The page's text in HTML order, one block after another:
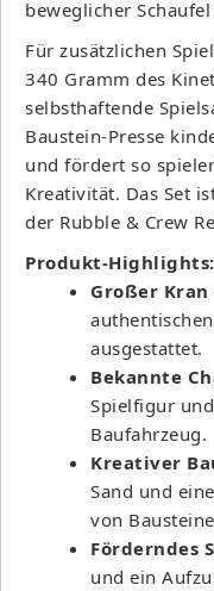
beweglicher
Für zusätzlichen
340 Gramm des
selbsthaftende
Baustein-Presse
und fördert so
Kreativität. Das Set
der Rubble & Crew
Produkt-Highlights:
Großer Kran
ausgestattet.
Bekannte
Spielfigur
Baufahrzeug.
Kreativer
Sand und
von
Förderndes
und ein